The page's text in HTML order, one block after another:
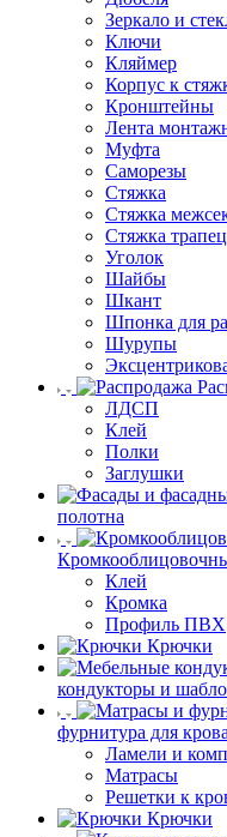
Зеркало и
Ключи
Кляймер
Корпус к
Кронштейны
Лента
Муфта
Саморезы
Стяжка
Стяжка
Стяжка
Уголок
Шайбы
Шкант
Шпонка для
Шурупы
ЛДСП
Клей
Полки
Заглушки
полотна
Клей
Кромка
Профиль ПВХ
Крючки
кондукторы и
фурнитура для
Ламели и
Матрасы
Решетки к
Крючки